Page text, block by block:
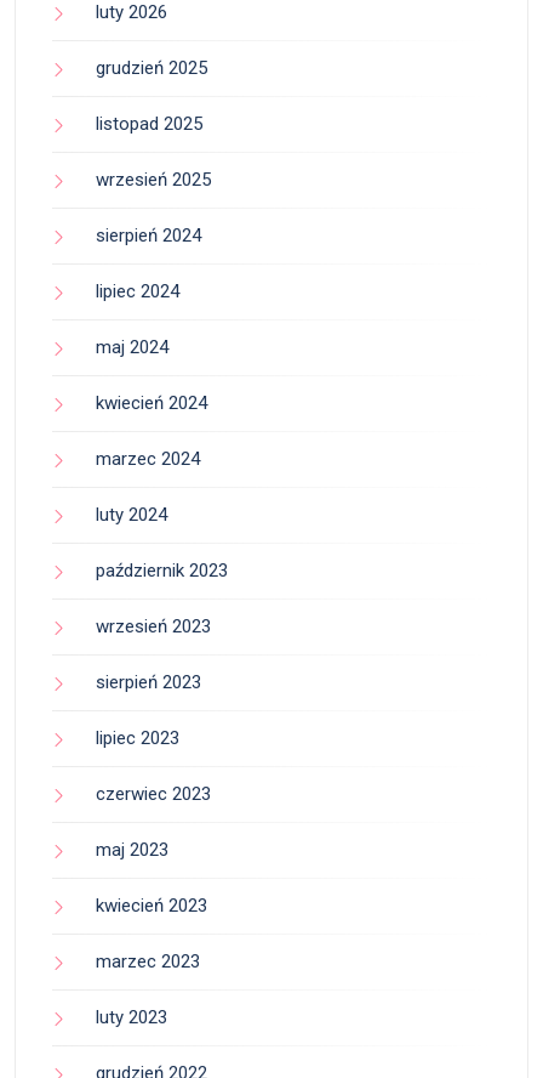
luty 2026
grudzień 2025
listopad 2025
wrzesień 2025
sierpień 2024
lipiec 2024
maj 2024
kwiecień 2024
marzec 2024
luty 2024
październik 2023
wrzesień 2023
sierpień 2023
lipiec 2023
czerwiec 2023
maj 2023
kwiecień 2023
marzec 2023
luty 2023
grudzień 2022